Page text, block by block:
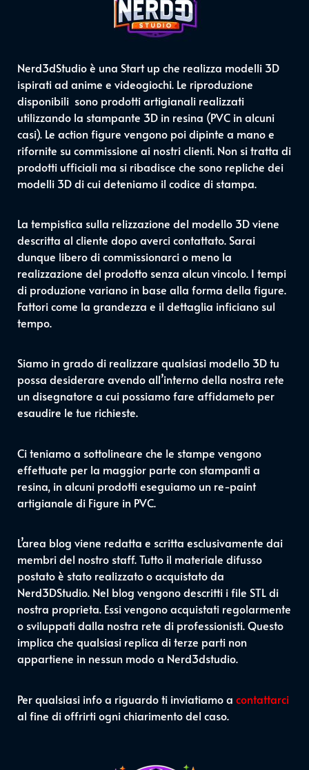
Nerd3dStudio è una Start up che realizza modelli 3D
ispirati ad anime e videogiochi. Le riproduzione
disponibili sono prodotti artigianali realizzati
utilizzando la stampante 3D in resina (PVC in alcuni
casi). Le action figure vengono poi dipinte a mano e
rifornite su commissione ai nostri clienti. Non si tratta di
prodotti ufficiali ma si ribadisce che sono repliche dei
modelli 3D di cui deteniamo il codice di stampa.
La tempistica sulla relizzazione del modello 3D viene
descritta al cliente dopo averci contattato. Sarai
dunque libero di commissionarci o meno la
realizzazione del prodotto senza alcun vincolo. I tempi
di produzione variano in base alla forma della figure.
Fattori come la grandezza e il dettaglia inficiano sul
tempo.
Siamo in grado di realizzare qualsiasi modello 3D tu
possa desiderare avendo all’interno della nostra rete
un disegnatore a cui possiamo fare affidameto per
esaudire le tue richieste.
Ci teniamo a sottolineare che le stampe vengono
effettuate per la maggior parte con stampanti a
resina, in alcuni prodotti eseguiamo un re-paint
artigianale di Figure in PVC.
L’area blog viene redatta e scritta esclusivamente dai
membri del nostro staff. Tutto il materiale difusso
postato è stato realizzato o acquistato da
Nerd3DStudio. Nel blog vengono descritti i file STL di
nostra proprieta. Essi vengono acquistati regolarmente
o sviluppati dalla nostra rete di professionisti. Questo
implica che qualsiasi replica di terze parti non
appartiene in nessun modo a Nerd3dstudio.
Per qualsiasi info a riguardo ti inviatiamo a contattarci
al fine di offrirti ogni chiarimento del caso.